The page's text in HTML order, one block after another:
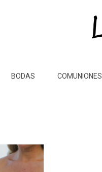
BODAS COMUNIONES